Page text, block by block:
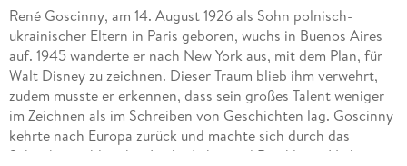
René Goscinny, am 14. August 1926 als Sohn polnisch-
ukrainischer Eltern in Paris geboren, wuchs in Buenos Aires
auf. 1945 wanderte er nach New York aus, mit dem Plan, für
Walt Disney zu zeichnen. Dieser Traum blieb ihm verwehrt,
zudem musste er erkennen, dass sein großes Talent weniger
im Zeichnen als im Schreiben von Geschichten lag. Goscinny
kehrte nach Europa zurück und machte sich durch das
Schreiben zahlreicher Lucky-Luke- und Der-kleine-Nick-